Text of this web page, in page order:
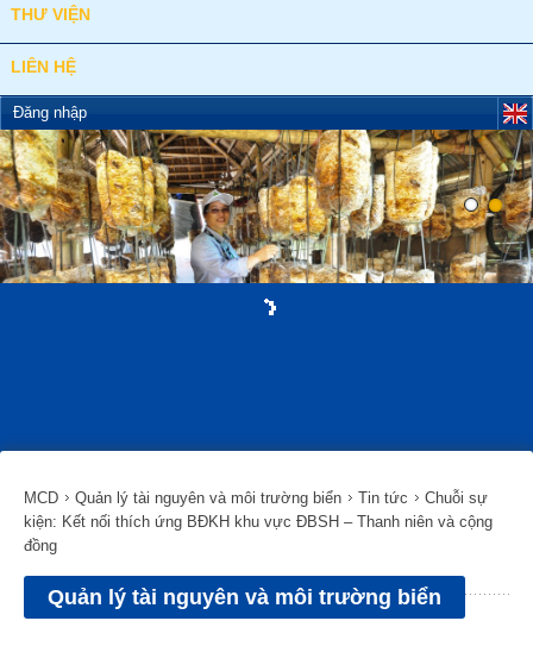
THƯ VIỆN
LIÊN HỆ
Đăng nhập
MCD Quản lý tài nguyên và môi trường biển Tin tức
Chuỗi sự
kiện: Kết nối thích ứng BĐKH khu vực ĐBSH – Thanh niên và cộng
đồng
Quản lý tài nguyên và môi trường biển